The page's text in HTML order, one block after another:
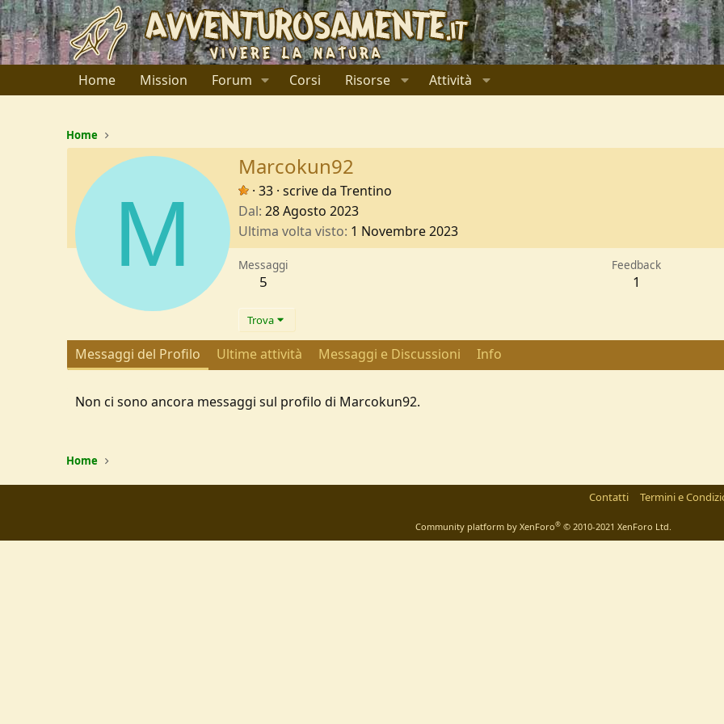
Home Mission Forum Corsi Risorse Attività
Home
M
Marcokun92
· 33 · scrive da Trentino
Dal 28 Agosto 2023
Ultima volta visto 1 Novembre 2023
Messaggi
5
Feedback
1
Trova
Messaggi del Profilo Ultime attività Messaggi e Discussioni Info
Non ci sono ancora messaggi sul profilo di Marcokun92.
Home
Contatti Termini e
Community platform by XenForo® © 2010-2021 XenForo Ltd.